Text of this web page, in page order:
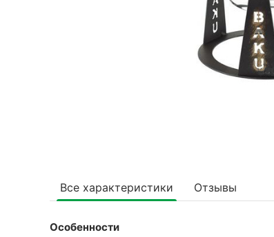
Все характеристики Отзывы
Особенности